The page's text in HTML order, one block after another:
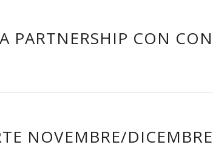
PARTNERSHIP CON
NOVEMBRE/